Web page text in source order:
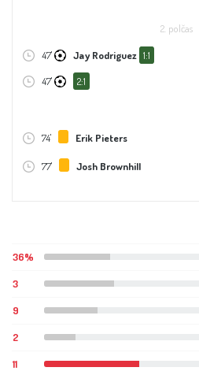
2. polčas
47' Jay Rodriguez 1:1
47' 2:1
74' Erik Pieters
77' Josh Brownhill
36%
3
9
2
11